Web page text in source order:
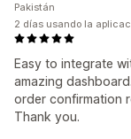
Easy to integrate
amazing
order confirmation
Thank you.
Pakistán
2 días usando la